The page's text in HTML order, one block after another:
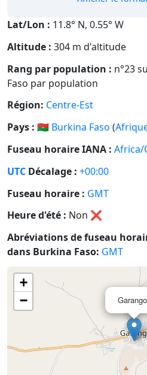
Lat/Lon : 11.8° N, 0.55° W
Altitude : 304 m d'altitude
Rang par population : n°23
Faso par population
Région: Centre-Est
Pays : 🇧🇫 Burkina Faso (
Fuseau horaire IANA : Africa/
UTC Décalage : +00:00
Fuseau horaire : GMT
Heure d'été : Non ❌
Abréviations de fuseau
dans Burkina Faso: GMT
Garango
+
−